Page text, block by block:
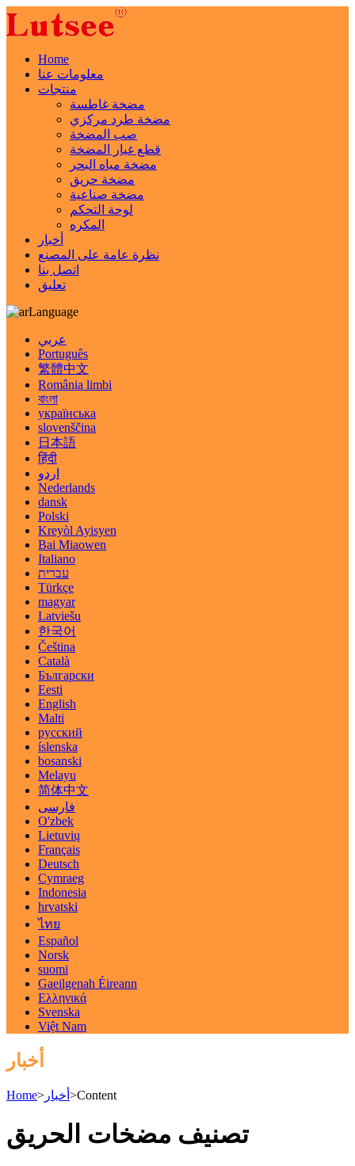
Home
معلومات عنا
منتجات
مضخة غاطسة
مضخة طرد مركزي
صب المضخة
قطع غيار المضخة
مضخة مياه البحر
مضخة حريق
مضخة صناعية
لوحة التحكم
المكره
أخبار
نظرة عامة على المصنع
اتصل بنا
تعليق
Language
عربي
Português
繁體中文
România limbi
বাংলা
українська
slovenščina
日本語
हिंदी
اردو
Nederlands
dansk
Polski
Kreyòl Ayisyen
Bai Miaowen
Italiano
עברית
Türkçe
magyar
Latviešu
한국어
Čeština
Català
Български
Eesti
English
Malti
русский
íslenska
bosanski
Melayu
简体中文
فارسی
O'zbek
Lietuvių
Français
Deutsch
Cymraeg
Indonesia
hrvatski
ไทย
Español
Norsk
suomi
Gaeilgenah Éireann
Ελληνικά
Svenska
Việt Nam
أخبار
Home> أخبار >Content
تصنيف مضخات الحريق